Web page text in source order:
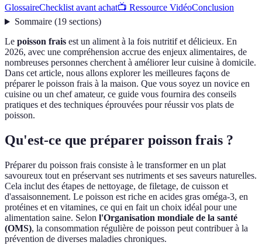
GlossaireChecklist avant achat📺 Ressource VidéoConclusion
Sommaire(19 sections)
Le poisson frais est un aliment à la fois nutritif et délicieux. En
2026, avec une compréhension accrue des enjeux alimentaires, de
nombreuses personnes cherchent à améliorer leur cuisine à domicile.
Dans cet article, nous allons explorer les meilleures façons de
préparer le poisson frais à la maison. Que vous soyez un novice en
cuisine ou un chef amateur, ce guide vous fournira des conseils
pratiques et des techniques éprouvées pour réussir vos plats de
poisson.
Qu'est-ce que préparer poisson frais ?
Préparer du poisson frais consiste à le transformer en un plat
savoureux tout en préservant ses nutriments et ses saveurs naturelles.
Cela inclut des étapes de nettoyage, de filetage, de cuisson et
d'assaisonnement. Le poisson est riche en acides gras oméga-3, en
protéines et en vitamines, ce qui en fait un choix idéal pour une
alimentation saine. Selon l'Organisation mondiale de la santé
(OMS), la consommation régulière de poisson peut contribuer à la
prévention de diverses maladies chroniques.